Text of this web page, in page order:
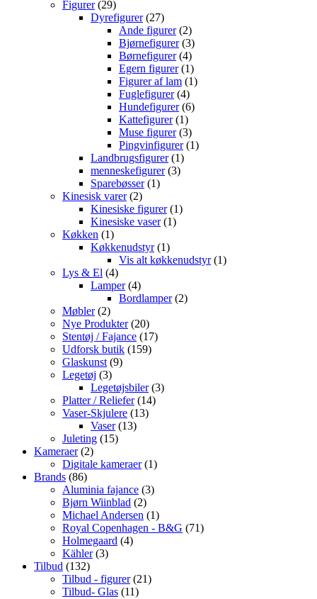
Figurer 2929
varer
Dyrefigurer 2727
varer
Ande figurer 22
varer
Bjørnefigurer 33
varer
Børnefigurer 44
varer
Egern figurer 11
vare
Figurer af lam 11
Fuglefigurer 44
varer
Hundefigurer 66
Kattefigurer 11
vare
Muse figurer 33
varer
Pingvinfigurer 11
Landbrugsfigurer 11
vare
menneskefigurer 33
Sparebøsser 11
Kinesisk varer 22
varer
Kinesiske figurer 11
Kinesiske vaser 11
Køkken 11
vare
Køkkenudstyr 11
vare
Vis alt køkkenudstyr 11
Lys & El 44
varer
Lamper 44
varer
Bordlamper 22
Møbler 22
varer
Nye Produkter 2020
varer
Stentøj / Fajance 1717
Udforsk butik 159159
Glaskunst 99
Legetøj 33
varer
Legetøjsbiler 33
Platter / Reliefer 1414
Vaser-Skjulere 1313
Vaser 1313
Juleting 1515
Kameraer 22
varer
Digitale kameraer 11
Brands 8686
varer
Aluminia fajance 33
Bjørn Wiinblad 22
varer
Michael Andersen 11
vare
Royal Copenhagen - B&G 7171
Holmegaard 44
Kähler 33
Tilbud 132132
varer
Tilbud - figurer 2121
Tilbud- Glas 1111